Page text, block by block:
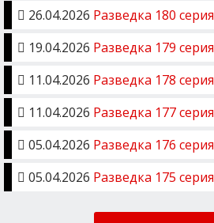
26.04.2026 Разведка 180 серия
19.04.2026 Разведка 179 серия
11.04.2026 Разведка 178 серия
11.04.2026 Разведка 177 серия
05.04.2026 Разведка 176 серия
05.04.2026 Разведка 175 серия